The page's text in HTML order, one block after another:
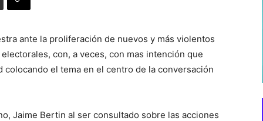
ante la proliferación de nuevos y más violentos
con, a veces, con mas intención que
el tema en el centro de la conversación
Jaime Bertin al ser consultado sobre las acciones